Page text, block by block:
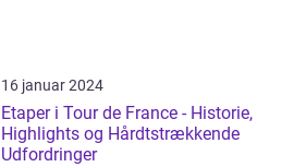
16 januar 2024
Etaper i Tour de France - Historie,
Highlights og Hårdtstrækkende
Udfordringer